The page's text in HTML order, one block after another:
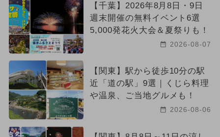
【千葉】2026年8月8日・9日
週末開催の無料イベント6選
5,000発花火大会＆夏祭りも！
2026-08-07
【関東】駅から徒歩10分の駅
近「道の駅」9選｜くじら料理
や温泉、ご当地グルメも！
2026-08-06